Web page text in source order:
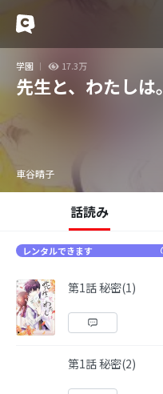
学園 17.3万
先生と、わたしは。
車谷晴子
話読み
レンタルできます
第1話 秘密(1)
第1話 秘密(2)